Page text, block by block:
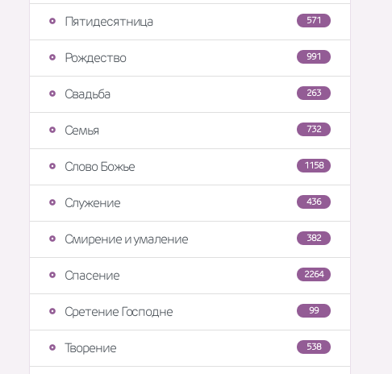
571
Пятидесятница
991
Рождество
263
Свадьба
732
Семья
1158
Слово Божье
436
Служение
382
Смирение и умаление
2264
Спасение
99
Сретение Господне
538
Творение